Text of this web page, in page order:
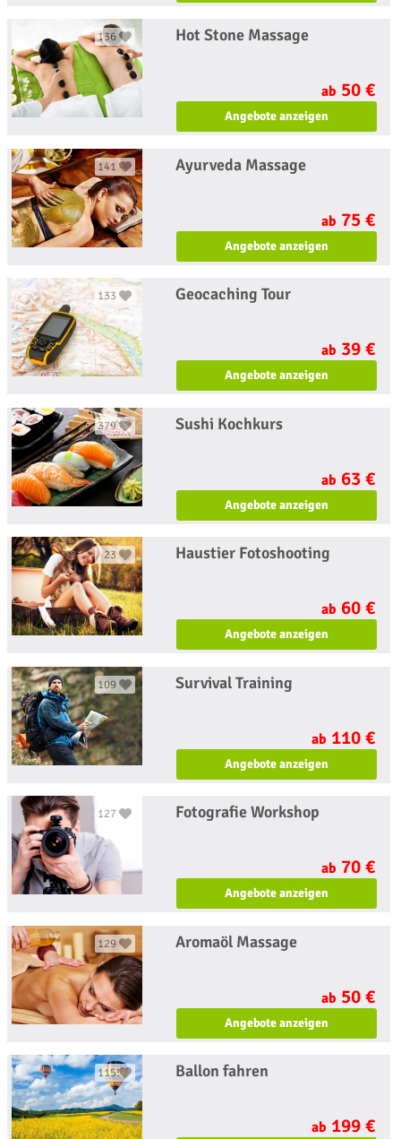
136 Hot Stone Massage
ab 50 €
Angebote anzeigen
141 Ayurveda Massage
ab 75 €
Angebote anzeigen
133 Geocaching Tour
ab 39 €
Angebote anzeigen
379 Sushi Kochkurs
ab 63 €
Angebote anzeigen
23 Haustier Fotoshooting
ab 60 €
Angebote anzeigen
109 Survival Training
ab 110 €
Angebote anzeigen
127 Fotografie Workshop
ab 70 €
Angebote anzeigen
129 Aromaöl Massage
ab 50 €
Angebote anzeigen
1155 Ballon fahren
ab 199 €